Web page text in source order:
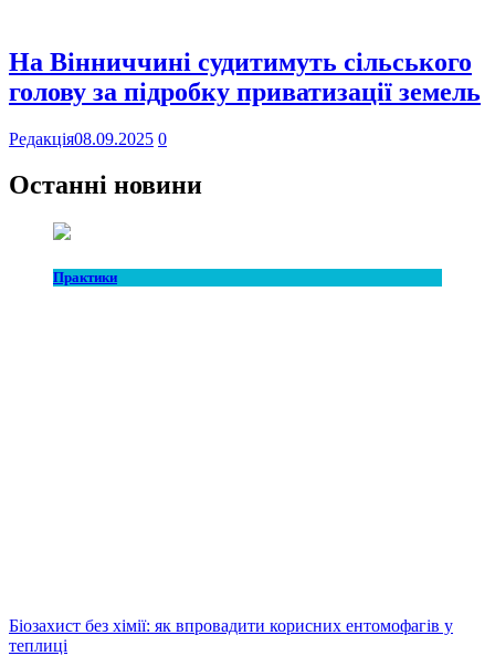
На Вінниччині судитимуть сільського
голову за підробку приватизації земель
Редакція08.09.2025 0
Останні новини
Практики
Біозахист без хімії: як впровадити корисних ентомофагів у
теплиці